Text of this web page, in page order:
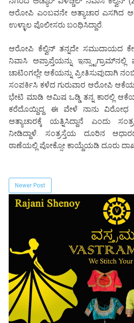
ಆರೋಪಿ ಎಂಬವನೇ ಅತ್ಯಾಚಾರ ಎಸಗಿದ
ಉಳ್ಳಾಲ ಪೊಲೀಸರು ಬಂಧಿಸಿದ್ದಾರೆ.
ಆರೋಪಿ ಕೆಲ್ವಿನ್ ತನ್ನದೇ ಸಮುದಾಯದ
ನಿವಾಸಿ ಅಪ್ರಾಪ್ತೆಯನ್ನು
ಚಾಟಿಂಗಲ್ಲೇ ಆಕೆಯನ್ನು ಪ್ರೀತಿಸುವುದಾಗಿ
ಸಂಪರ್ಕಿಸಿ ಕಳೆದ ಗುರುವಾರ ಆರೋಪಿ
ಭೇಟಿ ಮಾಡಿ ಆಮಿಷ ಒಡ್ಡಿ ತನ್ನ ಕಾರಲ್ಲಿ
ಕರೆದೊಯ್ದಿದ್ದ. ಈ ವೇಳೆ ನಾನು ವಿರೋಧ
ಅತ್ಯಾಚಾರಕ್ಕೆ ಯತ್ನಿಸಿದ್ದಾನೆ ಎಂದು
ನೀಡಿದ್ದಾಳೆ. ಸಂತ್ರಸ್ತೆಯ ದೂರಿನ
ಠಾಣೆಯಲ್ಲಿ ಪೋಕ್ಸೋ ಕಾಯ್ದೆಯಡಿ ದೂರು
Newer Post